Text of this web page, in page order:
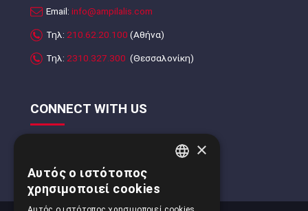
Email: info@ampilalis.com
Τηλ: 210.62.20.100 (Αθήνα)
Τηλ: 2310.327.300 (Θεσσαλονίκη)
CONNECT WITH US
×
Αυτός ο ιστότοπος
χρησιμοποιεί cookies